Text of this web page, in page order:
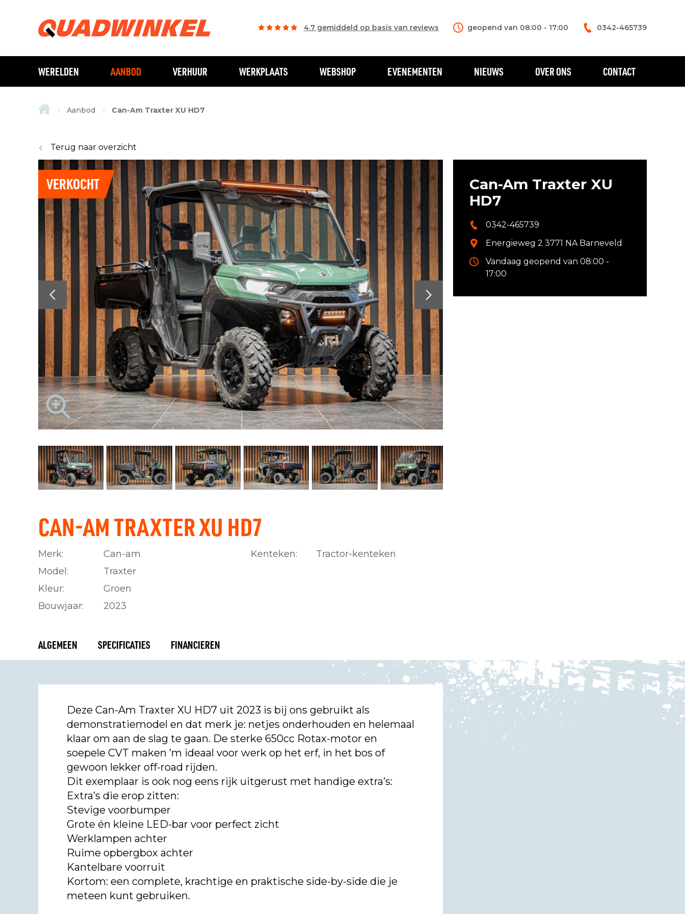
WERELDEN AANBOD VERHUUR WERKPLAATS WEBSHOP EVENEMENTEN NIEUWS OVER ONS CONTACT
4.7 gemiddeld op basis van reviews geopend van 08:00 - 17:00 0342-465739
Aanbod Can-Am Traxter XU HD7
Terug naar overzicht
VERKOCHT
CAN-AM TRAXTER XU HD7
Merk:
Can-am
Model:
Traxter
Kleur:
Groen
Bouwjaar:
2023
Kenteken: Tractor-kenteken
ALGEMEEN SPECIFICATIES FINANCIEREN
Deze Can-Am Traxter XU HD7 uit 2023 is bij ons gebruikt als
demonstratiemodel en dat merk je: netjes onderhouden en helemaal
klaar om aan de slag te gaan. De sterke 650cc Rotax-motor en
soepele CVT maken ’m ideaal voor werk op het erf, in het bos of
gewoon lekker off-road rijden.
Dit exemplaar is ook nog eens rijk uitgerust met handige extra’s:
Extra’s die erop zitten:
Stevige voorbumper
Grote én kleine LED-bar voor perfect zicht
Werklampen achter
Ruime opbergbox achter
Kantelbare voorruit
Kortom: een complete, krachtige en praktische side-by-side die je
meteen kunt gebruiken.
Can-Am Traxter XU
HD7
0342-465739
Energieweg 2 3771 NA Barneveld
Vandaag geopend van 08:00 -
17:00